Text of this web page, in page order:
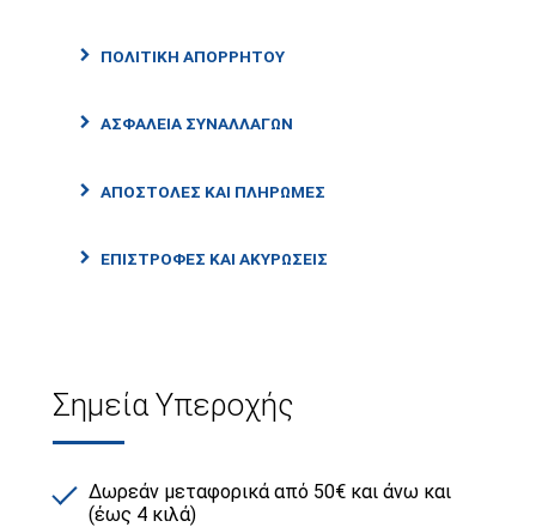
ΠΟΛΙΤΙΚΗ ΑΠΟΡΡΗΤΟΥ
ΑΣΦΑΛΕΙΑ ΣΥΝΑΛΛΑΓΩΝ
ΑΠΟΣΤΟΛΕΣ ΚΑΙ ΠΛΗΡΩΜΕΣ
ΕΠΙΣΤΡΟΦΕΣ ΚΑΙ ΑΚΥΡΩΣΕΙΣ
Σημεία Υπεροχής
Δωρεάν μεταφορικά από 50€ και άνω και
(έως 4 κιλά)